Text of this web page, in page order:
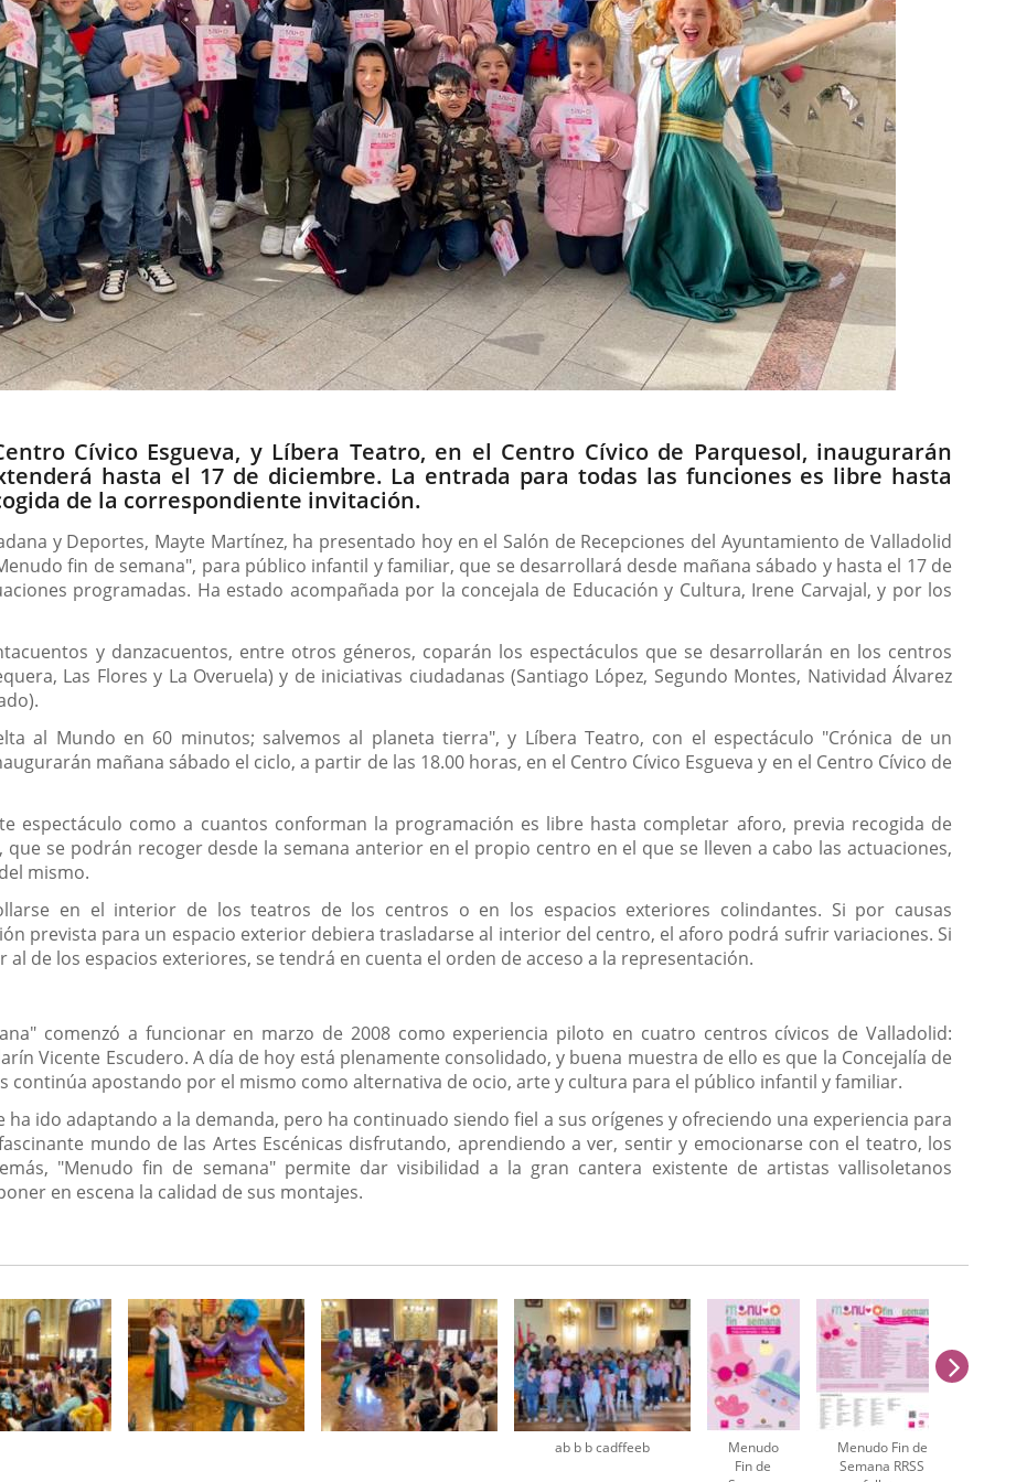
Cívico Esgueva, y Líbera Teatro, en el Centro Cívico de Parquesol, inaugurarán
hasta el 17 de diciembre. La entrada para todas las funciones es libre hasta
de la correspondiente invitación.
y Deportes, Mayte Martínez, ha presentado hoy en el Salón de Recepciones del Ayuntamiento de Valladolid
fin de semana", para público infantil y familiar, que se desarrollará desde mañana sábado y hasta el 17 de
programadas. Ha estado acompañada por la concejala de Educación y Cultura, Irene Carvajal, y por los
y danzacuentos, entre otros géneros, coparán los espectáculos que se desarrollarán en los centros
Las Flores y La Overuela) y de iniciativas ciudadanas (Santiago López, Segundo Montes, Natividad Álvarez
al Mundo en 60 minutos; salvemos al planeta tierra", y Líbera Teatro, con el espectáculo "Crónica de un
mañana sábado el ciclo, a partir de las 18.00 horas, en el Centro Cívico Esgueva y en el Centro Cívico de
espectáculo como a cuantos conforman la programación es libre hasta completar aforo, previa recogida de
se podrán recoger desde la semana anterior en el propio centro en el que se lleven a cabo las actuaciones,
mismo.
en el interior de los teatros de los centros o en los espacios exteriores colindantes. Si por causas
prevista para un espacio exterior debiera trasladarse al interior del centro, el aforo podrá sufrir variaciones. Si
de los espacios exteriores, se tendrá en cuenta el orden de acceso a la representación.
comenzó a funcionar en marzo de 2008 como experiencia piloto en cuatro centros cívicos de Valladolid:
Vicente Escudero. A día de hoy está plenamente consolidado, y buena muestra de ello es que la Concejalía de
continúa apostando por el mismo como alternativa de ocio, arte y cultura para el público infantil y familiar.
ido adaptando a la demanda, pero ha continuado siendo fiel a sus orígenes y ofreciendo una experiencia para
mundo de las Artes Escénicas disfrutando, aprendiendo a ver, sentir y emocionarse con el teatro, los
"Menudo fin de semana" permite dar visibilidad a la gran cantera existente de artistas vallisoletanos
en escena la calidad de sus montajes.
ab b b cadffeeb
Menudo
Fin de
Menudo Fin de
Semana RRSS